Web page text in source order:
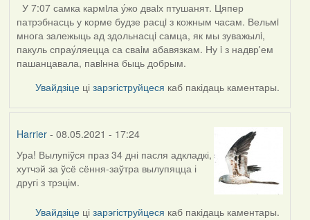
У 7:07 самка кармiла у́жо дваiх птушанят. Цяпер
патрэбнасць у корме будзе расцi з кожным часам. Вельмi
многа залежыць ад здольнасцi самца, як мы зуважылi,
пакуль спрау́ляецца са сваiм абавязкам. Ну i з надвр'ем
пашанцавала, павiнна быць добрым.
Увайдзіце цізарэгіструйцеся каб пакідаць каментары.
Harrier- 08.05.2021 - 17:24
Ура! Вылупіўся праз 34 дні пасля адкладкі,
хутчэй за ўсё сёння-заўтра вылупяцца і
другі з трэцім.
Увайдзіце цізарэгіструйцеся каб пакідаць каментары.